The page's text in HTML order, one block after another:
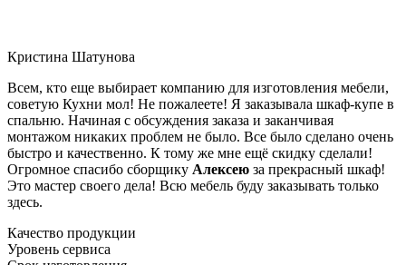
Кристина Шатунова
Всем, кто еще выбирает компанию для изготовления мебели,
советую Кухни мол! Не пожалеете! Я заказывала шкаф-купе в
спальню. Начиная с обсуждения заказа и заканчивая
монтажом никаких проблем не было. Все было сделано очень
быстро и качественно. К тому же мне ещё скидку сделали!
Огромное спасибо сборщику Алексею за прекрасный шкаф!
Это мастер своего дела! Всю мебель буду заказывать только
здесь.
Качество продукции
Уровень сервиса